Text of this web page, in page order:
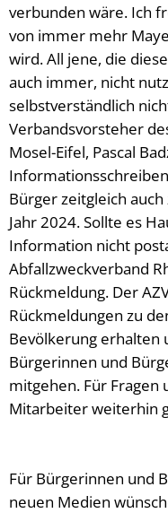
verbunden wäre. Ich
von immer mehr
wird. All jene, die
auch immer, nicht
selbstverständlich
Verbandsvorsteher
Mosel-Eifel, Pascal
Bürger zeitgleich
Jahr 2024. Sollte es
Information nicht
Abfallzweckverband
Rückmeldung. Der
Rückmeldungen zu
Bevölkerung erhalten
Bürgerinnen und
mitgehen. Für Fragen
Mitarbeiter weiterhin
Für Bürgerinnen und
neuen Medien